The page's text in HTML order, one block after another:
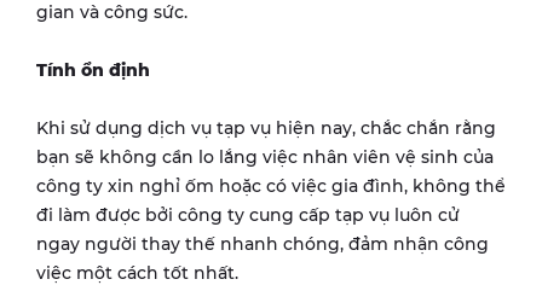
gian và công sức.
Tính ổn định
Khi sử dụng dịch vụ tạp vụ hiện nay, chắc chắn rằng
bạn sẽ không cần lo lắng việc nhân viên vệ sinh của
công ty xin nghỉ ốm hoặc có việc gia đình, không thể
đi làm được bởi công ty cung cấp tạp vụ luôn cử
ngay người thay thế nhanh chóng, đảm nhận công
việc một cách tốt nhất.